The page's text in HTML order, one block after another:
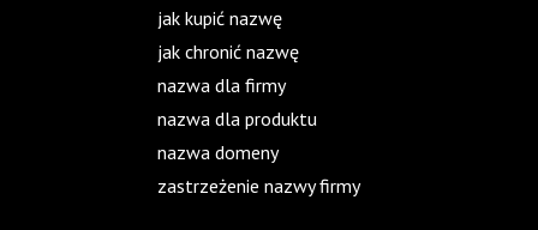
jak kupić nazwę
jak chronić nazwę
nazwa dla firmy
nazwa dla produktu
nazwa domeny
zastrzeżenie nazwy firmy